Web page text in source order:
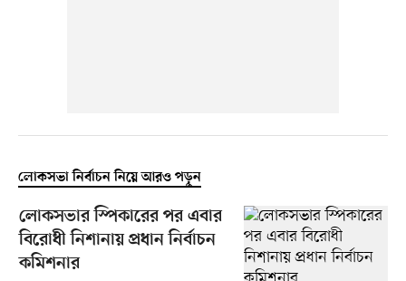
লোকসভা নির্বাচন নিয়ে আরও পড়ুন
লোকসভার স্পিকারের পর এবার
বিরোধী নিশানায় প্রধান নির্বাচন
কমিশনার